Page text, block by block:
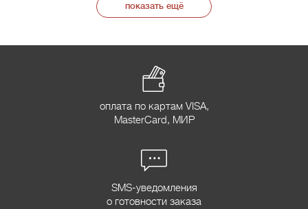
показать ещё
оплата по картам VISA,
MasterCard, МИР
SMS-уведомления
о готовности заказа